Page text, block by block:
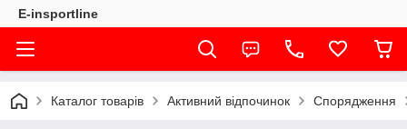
E-insportline
Каталог товарів Активний відпочинок Спорядження